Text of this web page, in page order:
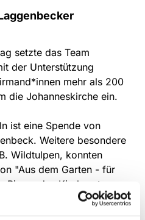
setzte das Team
der Unterstützung
mehr als 200
die Johanneskirche ein.
ist eine Spende von
Weitere besondere
Wildtulpen, konnten
"Aus dem Garten - für
Birnen des Kirchgartens
die Gläser gegen eine
finanziert werden.